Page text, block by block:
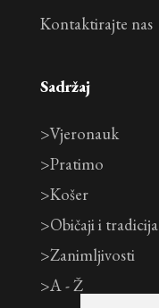
Kontaktirajte nas
Sadržaj
>Vjeronauk
>Pratimo
>Košer
>Običaji i tradicija
>Zanimljivosti
>A - Ž